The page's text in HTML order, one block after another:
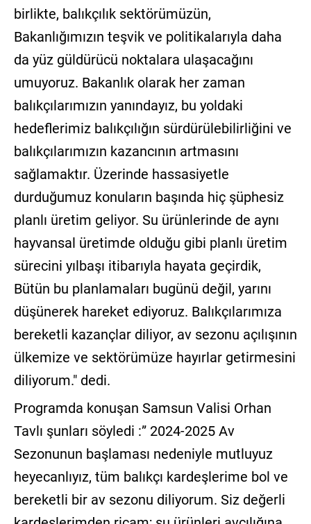
birlikte, balıkçılık sektörümüzün,
Bakanlığımızın teşvik ve politikalarıyla daha
da yüz güldürücü noktalara ulaşacağını
umuyoruz. Bakanlık olarak her zaman
balıkçılarımızın yanındayız, bu yoldaki
hedeflerimiz balıkçılığın sürdürülebilirliğini ve
balıkçılarımızın kazancının artmasını
sağlamaktır. Üzerinde hassasiyetle
durduğumuz konuların başında hiç şüphesiz
planlı üretim geliyor. Su ürünlerinde de aynı
hayvansal üretimde olduğu gibi planlı üretim
sürecini yılbaşı itibarıyla hayata geçirdik,
Bütün bu planlamaları bugünü değil, yarını
düşünerek hareket ediyoruz. Balıkçılarımıza
bereketli kazançlar diliyor, av sezonu açılışının
ülkemize ve sektörümüze hayırlar getirmesini
diliyorum." dedi.
Programda konuşan Samsun Valisi Orhan
Tavlı şunları söyledi :” 2024-2025 Av
Sezonunun başlaması nedeniyle mutluyuz
heyecanlıyız, tüm balıkçı kardeşlerime bol ve
bereketli bir av sezonu diliyorum. Siz değerli